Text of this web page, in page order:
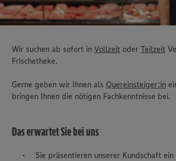
Wir suchen ab sofort in Vollzeit oder Teilzeit
Frischetheke.
Gerne geben wir Ihnen als Quereinsteiger:in
bringen Ihnen die nötigen Fachkenntnisse bei.
Das erwartet Sie bei uns
Sie präsentieren unserer Kundschaft